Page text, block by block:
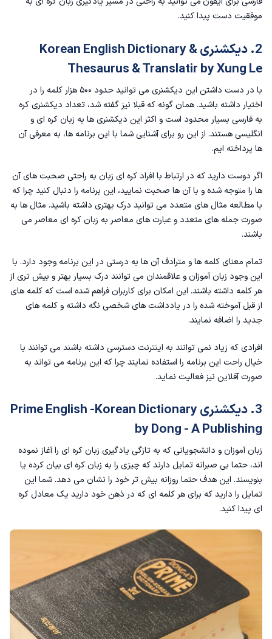
موفقیت دست پیدا کنید.
2. دیکشنری Korean English Dictionary &
Thesaurus & Translatir by Xung Le
با در دست داشتن این دیکشنری می توانید حدود ۵۰۰ هزار کلمه را در
اختیار داشته باشید. همان گونه که قبلا نیز گفته شد، تعداد دیکشنری کره
به فارسی بسیار محدود است و اکثر این دیکشنری ها به زبان کره ای و
انگلیسی هستند. از این رو برای آشنایی شما با این برنامه ها، به معرفی آن
ها پرداخته ایم.
اگر دوست دارید که در ارتباط با افراد کره ای زبان به راحتی صحبت های آن
ها را متوجه شده و با آن ها صحبت نمایید، این برنامه را دنبال کنید چرا که
با مطالعه مثال های متعدد می توانید درک بهتری داشته باشید. مثال ها به
صورت جمله های متعدد و عبارت های معاصر به زبان کره ای معاصر می
باشند.
تمام معنای کلمه ها و مترادف آن ها به درستی در این برنامه وجود دارد. با
این وجود زبان آموزان و علاقمندان می توانند درک بسیار بهتر و بیش تری از
هر کلمه داشته باشند. این امکان برای کاربران فراهم شده است که کلمه های
از قبل آموخته شده را در یادداشت های شخصی نگه داشته و کلمه های
جدید را اضافه نمایند‌.
افرادی که زیاد نمی توانند به اینترنت دسترسی داشته باشند می توانند با
خیال راحت این برنامه را استفاده نمایند چرا که این برنامه می تواند به
صورت آفلاین نیز فعالیت نماید.
3. دیکشنری Prime English -Korean Dictionary
by Dong - A Publishing
زبان آموزان و دانشجویانی که به تازگی یادگیری زبان کره ای را آغاز نموده
اند، حتما بی صبرانه تمایل دارند که چیزی را به زبان کره ای بیان کرده یا
بنویسند. این هدف حتما روزانه بیش تر خود را نشان می دهد‌. شما این
تمایل را دارید که برای هر کلمه ای که در ذهن خود دارید یک معادل کره
ای پیدا کنید.